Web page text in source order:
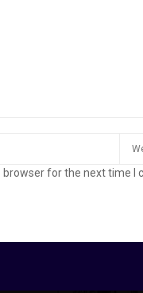
for the next time I